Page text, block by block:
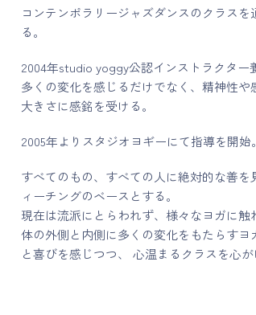
コンテンポラリージャズダンスのクラス
る。
2004年studio yoggy公認インストラクタ
多くの変化を感じるだけでなく、精神性
大きさに感銘を受ける。
2005年よりスタジオヨギーにて指導を開始
すべてのもの、すべての人に絶対的な善
ィーチングのベースとする。
現在は流派にとらわれず、様々なヨガに触
体の外側と内側に多くの変化をもたらす
と喜びを感じつつ、 心温まるクラスを心